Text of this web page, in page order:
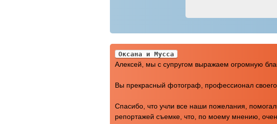
Оксана и Мусса
Алексей, мы с супругом выражаем огромную
Вы прекрасный фотограф, профессионал
Спасибо, что учли все наши пожелания,
репортажей съемке, что, по моему мнению,